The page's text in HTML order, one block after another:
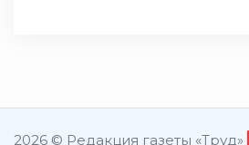
2026 © Редакция газеты «Труд»